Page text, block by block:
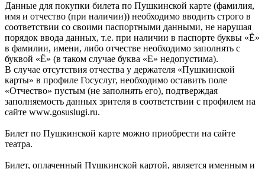
Данные для покупки билета по Пушкинской карте (фамилия,
имя и отчество (при наличии)) необходимо вводить строго в
соответствии со своими паспортными данными, не нарушая
порядок ввода данных, т.е. при наличии в паспорте буквы «Ё»
в фамилии, имени, либо отчестве необходимо заполнять с
буквой «Ё» (в таком случае буква «Е» недопустима).
В случае отсутствия отчества у держателя «Пушкинской
карты» в профиле Госуслуг, необходимо оставить поле
«Отчество» пустым (не заполнять его), подтверждая
заполняемость данных зрителя в соответствии с профилем на
сайте www.gosuslugi.ru.
Билет по Пушкинской карте можно приобрести на сайте
театра.
Билет, оплаченный Пушкинской картой, является именным и